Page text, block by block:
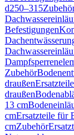
d250–315
Befestigungen
Zubehör
draußen
draußen
13 cm
cmErsatzteile für
cmZubehör